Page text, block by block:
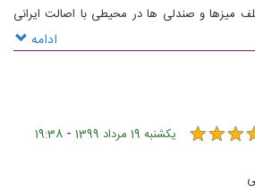
میزها و صندلی ها در محیطی با اصالت ایرانی
ادامه
★★★
★★★ یکشنبه 19 مرداد 1399 -
19:38